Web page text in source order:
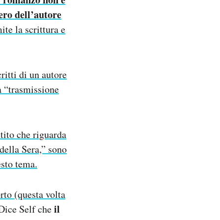
dell’autore
la scrittura e
di un autore
che riguarda
Sera,” sono
tema.
(questa volta
Self cheil